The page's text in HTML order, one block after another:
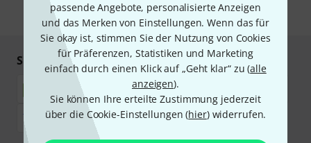
passende Angebote, personalisierte Anzeigen
und das Merken von Einstellungen. Wenn das für
Sie okay ist, stimmen Sie der Nutzung von Cookies
für Präferenzen, Statistiken und Marketing
einfach durch einen Klick auf „Geht klar“ zu (alle
anzeigen).
Sie können Ihre erteilte Zustimmung jederzeit
über die Cookie-Einstellungen (hier) widerrufen.
* Pflichtfeld
Sicher einkaufen & bezahlen